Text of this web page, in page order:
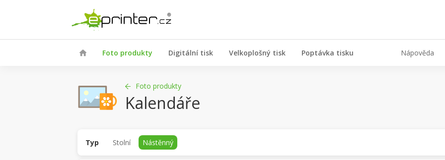
Foto produkty Digitální tisk Velkoplošný tisk Poptávka tisku Nápověda
Foto produkty
Kalendáře
Typ Stolní Nástěnný